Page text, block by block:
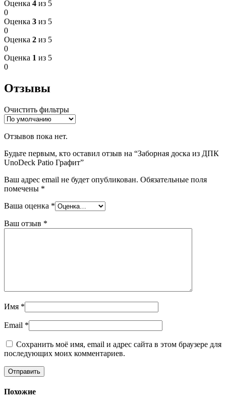
Оценка 4 из 5
0
Оценка 3 из 5
0
Оценка 2 из 5
0
Оценка 1 из 5
0
Отзывы
Очистить фильтры
Отзывов пока нет.
Будьте первым, кто оставил отзыв на “Заборная доска из ДПК
UnoDeck Patio Графит”
Ваш адрес email не будет опубликован. Обязательные поля
помечены *
Ваша оценка *
Ваш отзыв *
Имя *
Email *
Сохранить моё имя, email и адрес сайта в этом браузере для
последующих моих комментариев.
Похожие